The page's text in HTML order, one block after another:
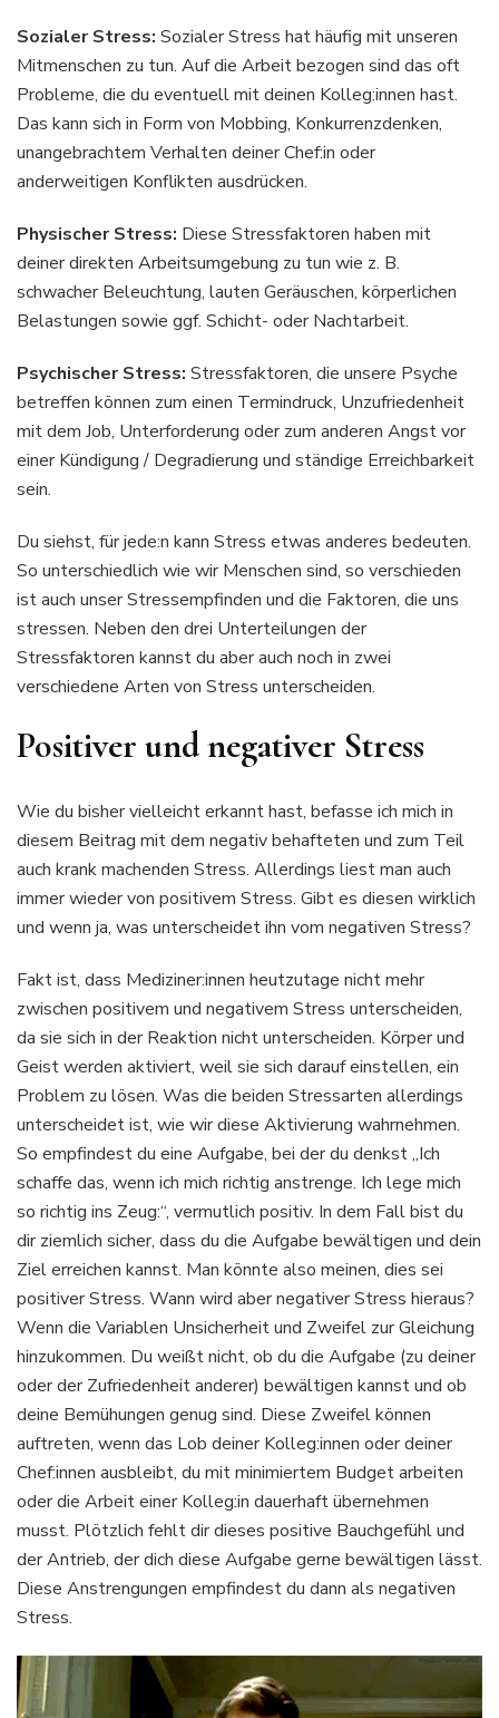
Sozialer Stress: Sozialer Stress hat häufig mit unseren
Mitmenschen zu tun. Auf die Arbeit bezogen sind das oft
Probleme, die du eventuell mit deinen Kolleg:innen hast.
Das kann sich in Form von Mobbing, Konkurrenzdenken,
unangebrachtem Verhalten deiner Chef:in oder
anderweitigen Konflikten ausdrücken.
Physischer Stress: Diese Stressfaktoren haben mit
deiner direkten Arbeitsumgebung zu tun wie z. B.
schwacher Beleuchtung, lauten Geräuschen, körperlichen
Belastungen sowie ggf. Schicht- oder Nachtarbeit.
Psychischer Stress: Stressfaktoren, die unsere Psyche
betreffen können zum einen Termindruck, Unzufriedenheit
mit dem Job, Unterforderung oder zum anderen Angst vor
einer Kündigung / Degradierung und ständige Erreichbarkeit
sein.
Du siehst, für jede:n kann Stress etwas anderes bedeuten.
So unterschiedlich wie wir Menschen sind, so verschieden
ist auch unser Stressempfinden und die Faktoren, die uns
stressen. Neben den drei Unterteilungen der
Stressfaktoren kannst du aber auch noch in zwei
verschiedene Arten von Stress unterscheiden.
Positiver und negativer Stress
Wie du bisher vielleicht erkannt hast, befasse ich mich in
diesem Beitrag mit dem negativ behafteten und zum Teil
auch krank machenden Stress. Allerdings liest man auch
immer wieder von positivem Stress. Gibt es diesen wirklich
und wenn ja, was unterscheidet ihn vom negativen Stress?
Fakt ist, dass Mediziner:innen heutzutage nicht mehr
zwischen positivem und negativem Stress unterscheiden,
da sie sich in der Reaktion nicht unterscheiden. Körper und
Geist werden aktiviert, weil sie sich darauf einstellen, ein
Problem zu lösen. Was die beiden Stressarten allerdings
unterscheidet ist, wie wir diese Aktivierung wahrnehmen.
So empfindest du eine Aufgabe, bei der du denkst „Ich
schaffe das, wenn ich mich richtig anstrenge. Ich lege mich
so richtig ins Zeug:“, vermutlich positiv. In dem Fall bist du
dir ziemlich sicher, dass du die Aufgabe bewältigen und dein
Ziel erreichen kannst. Man könnte also meinen, dies sei
positiver Stress. Wann wird aber negativer Stress hieraus?
Wenn die Variablen Unsicherheit und Zweifel zur Gleichung
hinzukommen. Du weißt nicht, ob du die Aufgabe (zu deiner
oder der Zufriedenheit anderer) bewältigen kannst und ob
deine Bemühungen genug sind. Diese Zweifel können
auftreten, wenn das Lob deiner Kolleg:innen oder deiner
Chef:innen ausbleibt, du mit minimiertem Budget arbeiten
oder die Arbeit einer Kolleg:in dauerhaft übernehmen
musst. Plötzlich fehlt dir dieses positive Bauchgefühl und
der Antrieb, der dich diese Aufgabe gerne bewältigen lässt.
Diese Anstrengungen empfindest du dann als negativen
Stress.